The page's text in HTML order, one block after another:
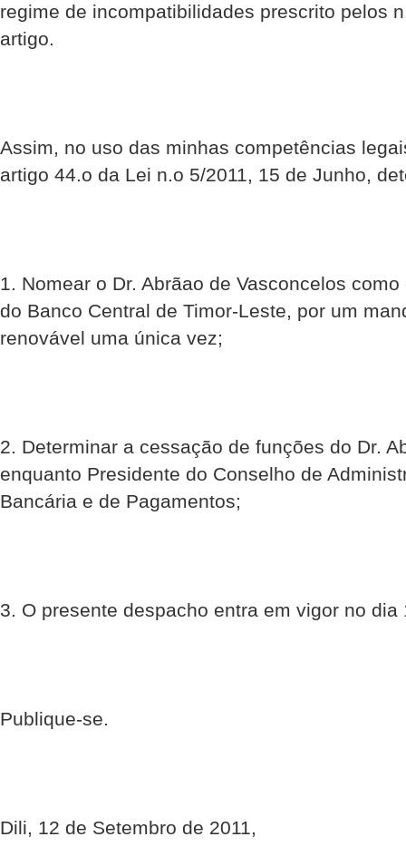
regime de incompatibilidades prescrito pelos
artigo.
Assim, no uso das minhas competências
artigo 44.o da Lei n.o 5/2011, 15 de Junho,
1. Nomear o Dr. Abrãao de Vasconcelos
do Banco Central de Timor-Leste, por um
renovável uma única vez;
2. Determinar a cessação de funções do Dr.
enquanto Presidente do Conselho de
Bancária e de Pagamentos;
3. O presente despacho entra em vigor no dia
Publique-se.
Dili, 12 de Setembro de 2011,